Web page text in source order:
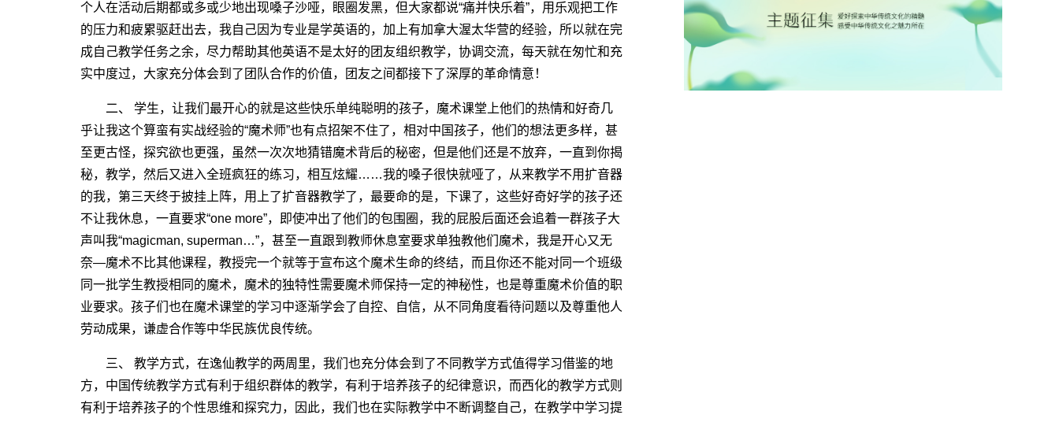
个人在活动后期都或多或少地出现嗓子沙哑，眼圈发黑，但大家都说“痛并快乐着”，用乐观把工作
的压力和疲累驱赶出去，我自己因为专业是学英语的，加上有加拿大渥太华营的经验，所以就在完
成自己教学任务之余，尽力帮助其他英语不是太好的团友组织教学，协调交流，每天就在匆忙和充
实中度过，大家充分体会到了团队合作的价值，团友之间都接下了深厚的革命情意！
二、 学生，让我们最开心的就是这些快乐单纯聪明的孩子，魔术课堂上他们的热情和好奇几
乎让我这个算蛮有实战经验的“魔术师”也有点招架不住了，相对中国孩子，他们的想法更多样，甚
至更古怪，探究欲也更强，虽然一次次地猜错魔术背后的秘密，但是他们还是不放弃，一直到你揭
秘，教学，然后又进入全班疯狂的练习，相互炫耀……我的嗓子很快就哑了，从来教学不用扩音器
的我，第三天终于披挂上阵，用上了扩音器教学了，最要命的是，下课了，这些好奇好学的孩子还
不让我休息，一直要求“one more”，即使冲出了他们的包围圈，我的屁股后面还会追着一群孩子大
声叫我“magicman, superman…”，甚至一直跟到教师休息室要求单独教他们魔术，我是开心又无
奈―魔术不比其他课程，教授完一个就等于宣布这个魔术生命的终结，而且你还不能对同一个班级
同一批学生教授相同的魔术，魔术的独特性需要魔术师保持一定的神秘性，也是尊重魔术价值的职
业要求。孩子们也在魔术课堂的学习中逐渐学会了自控、自信，从不同角度看待问题以及尊重他人
劳动成果，谦虚合作等中华民族优良传统。
三、 教学方式，在逸仙教学的两周里，我们也充分体会到了不同教学方式值得学习借鉴的地
方，中国传统教学方式有利于组织群体的教学，有利于培养孩子的纪律意识，而西化的教学方式则
有利于培养孩子的个性思维和探究力，因此，我们也在实际教学中不断调整自己，在教学中学习提